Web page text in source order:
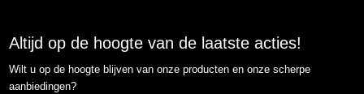
Altijd op de hoogte van de laatste acties!
Wilt u op de hoogte blijven van onze producten en onze scherpe
aanbiedingen?